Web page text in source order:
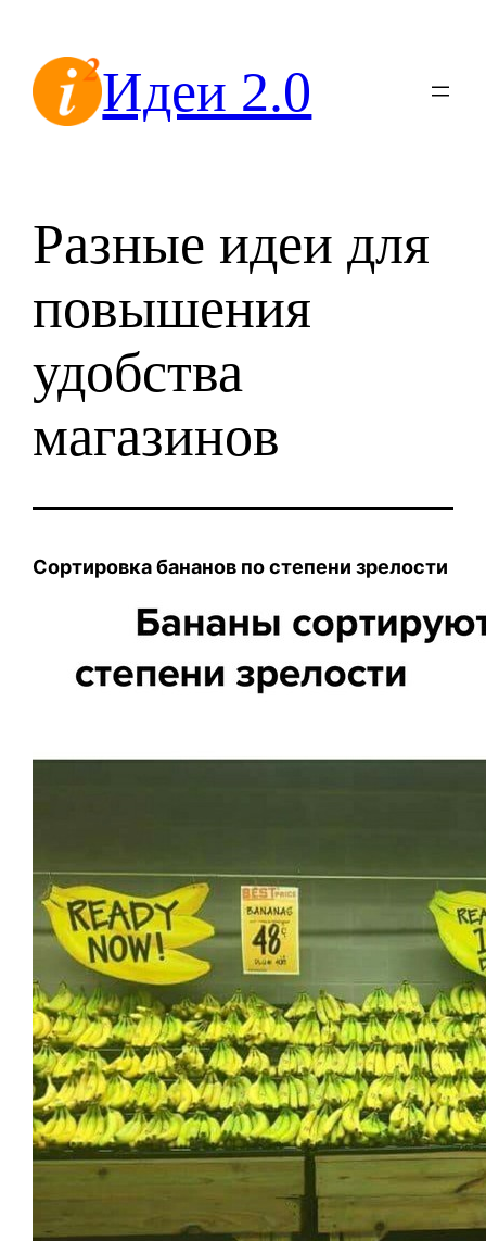
содержимомуИдеи 2.0
Разные идеи для
повышения
удобства
магазинов
Сортировка бананов по степени зрелости